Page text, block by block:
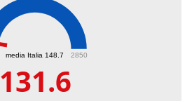
media Italia 148.7 2850
131.6